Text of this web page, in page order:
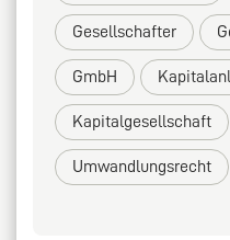
Gesellschafter
GmbH
Kapitalgesellschaft
Umwandlungsrecht